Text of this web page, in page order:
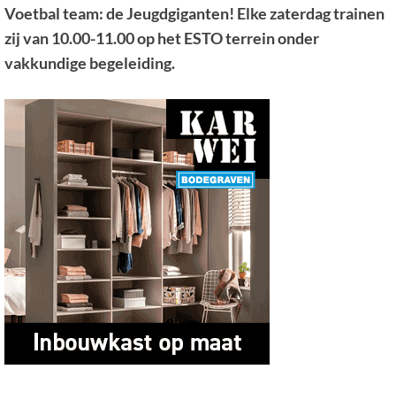
Voetbal team: de Jeugdgiganten! Elke zaterdag trainen
zij van 10.00-11.00 op het ESTO terrein onder
vakkundige begeleiding.